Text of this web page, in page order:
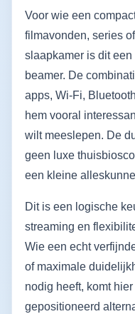
Voor wie een
filmavonden, series
slaapkamer is dit
beamer. De
apps, Wi‑Fi,
hem vooral
wilt meeslepen. De
geen luxe
een kleine
Dit is een logische
streaming en
Wie een echt
of maximale
nodig heeft, komt
gepositioneerd